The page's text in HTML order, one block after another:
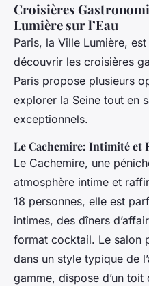
Croisières
Lumière sur l’Eau
Paris, la Ville Lumière,
découvrir les croisières
Paris propose plusieurs
explorer la Seine tout en
exceptionnels.
Le Cachemire: Intimité et
Le Cachemire, une
atmosphère intime et
18 personnes, elle est
intimes, des dîners
format cocktail. Le salon
dans un style typique de
gamme, dispose d’un